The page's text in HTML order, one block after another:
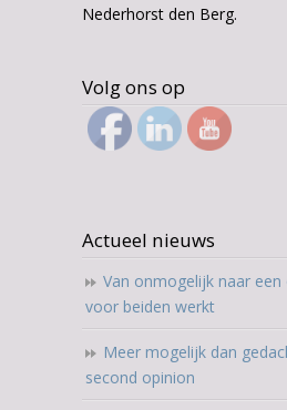
Nederhorst den Berg.
Volg ons op
Actueel nieuws
Van onmogelijk naar een
voor beiden werkt
Meer mogelijk dan
second opinion